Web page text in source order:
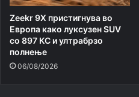
Zeekr 9X пристигнува во
Европа како луксузен SUV
со 897 КС и ултрабрзо
полнење
06/08/2026